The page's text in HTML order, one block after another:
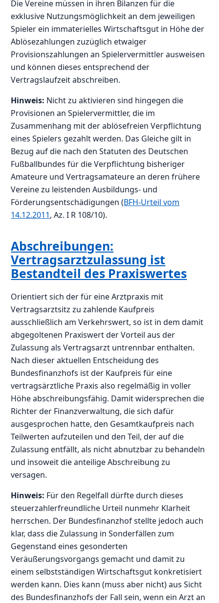
Die Vereine müssen in ihren Bilanzen für die
exklusive Nutzungsmöglichkeit an dem jeweiligen
Spieler ein immaterielles Wirtschaftsgut in Höhe der
Ablösezahlungen zuzüglich etwaiger
Provisionszahlungen an Spielervermittler ausweisen
und können dieses entsprechend der
Vertragslaufzeit abschreiben.
Hinweis: Nicht zu aktivieren sind hingegen die
Provisionen an Spielervermittler, die im
Zusammenhang mit der ablösefreien Verpflichtung
eines Spielers gezahlt werden. Das Gleiche gilt in
Bezug auf die nach den Statuten des Deutschen
Fußballbundes für die Verpflichtung bisheriger
Amateure und Vertragsamateure an deren frühere
Vereine zu leistenden Ausbildungs- und
Förderungsentschädigungen (BFH-Urteil vom
14.12.2011, Az. I R 108/10).
Abschreibungen:
Vertragsarztzulassung ist
Bestandteil des Praxiswertes
Orientiert sich der für eine Arztpraxis mit
Vertragsarztsitz zu zahlende Kaufpreis
ausschließlich am Verkehrswert, so ist in dem damit
abgegoltenen Praxiswert der Vorteil aus der
Zulassung als Vertragsarzt untrennbar enthalten.
Nach dieser aktuellen Entscheidung des
Bundesfinanzhofs ist der Kaufpreis für eine
vertragsärztliche Praxis also regelmäßig in voller
Höhe abschreibungsfähig. Damit widersprechen die
Richter der Finanzverwaltung, die sich dafür
ausgesprochen hatte, den Gesamtkaufpreis nach
Teilwerten aufzuteilen und den Teil, der auf die
Zulassung entfällt, als nicht abnutzbar zu behandeln
und insoweit die anteilige Abschreibung zu
versagen.
Hinweis: Für den Regelfall dürfte durch dieses
steuerzahlerfreundliche Urteil nunmehr Klarheit
herrschen. Der Bundesfinanzhof stellte jedoch auch
klar, dass die Zulassung in Sonderfällen zum
Gegenstand eines gesonderten
Veräußerungsvorgangs gemacht und damit zu
einem selbstständigen Wirtschaftsgut konkretisiert
werden kann. Dies kann (muss aber nicht) aus Sicht
des Bundesfinanzhofs der Fall sein, wenn ein Arzt an